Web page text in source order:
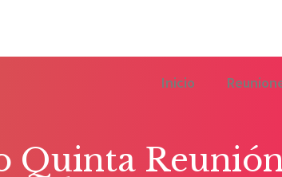
Inicio
Quinta